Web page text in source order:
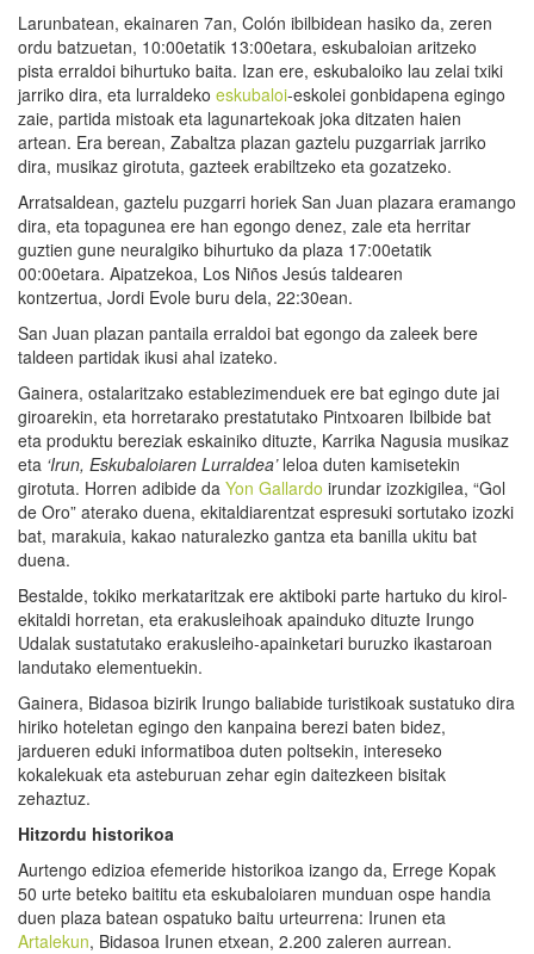
Larunbatean, ekainaren 7an, Colón ibilbidean hasiko da, zeren
ordu batzuetan, 10:00etatik 13:00etara, eskubaloian aritzeko
pista erraldoi bihurtuko baita. Izan ere, eskubaloiko lau zelai txiki
jarriko dira, eta lurraldeko eskubaloi-eskolei gonbidapena egingo
zaie, partida mistoak eta lagunartekoak joka ditzaten haien
artean. Era berean, Zabaltza plazan gaztelu puzgarriak jarriko
dira, musikaz girotuta, gazteek erabiltzeko eta gozatzeko.
Arratsaldean, gaztelu puzgarri horiek San Juan plazara eramango
dira, eta topagunea ere han egongo denez, zale eta herritar
guztien gune neuralgiko bihurtuko da plaza 17:00etatik
00:00etara. Aipatzekoa, Los Niños Jesús taldearen
kontzertua, Jordi Evole buru dela, 22:30ean.
San Juan plazan pantaila erraldoi bat egongo da zaleek bere
taldeen partidak ikusi ahal izateko.
Gainera, ostalaritzako establezimenduek ere bat egingo dute jai
giroarekin, eta horretarako prestatutako Pintxoaren Ibilbide bat
eta produktu bereziak eskainiko dituzte, Karrika Nagusia musikaz
eta ‘Irun, Eskubaloiaren Lurraldea’leloa duten kamisetekin
girotuta. Horren adibide da Yon Gallardo irundar izozkigilea, “Gol
de Oro” aterako duena, ekitaldiarentzat espresuki sortutako izozki
bat, marakuia, kakao naturalezko gantza eta banilla ukitu bat
duena.
Bestalde, tokiko merkataritzak ere aktiboki parte hartuko du kirol-
ekitaldi horretan, eta erakusleihoak apainduko dituzte Irungo
Udalak sustatutako erakusleiho-apainketari buruzko ikastaroan
landutako elementuekin.
Gainera, Bidasoa bizirik Irungo baliabide turistikoak sustatuko dira
hiriko hoteletan egingo den kanpaina berezi baten bidez,
jardueren eduki informatiboa duten poltsekin, intereseko
kokalekuak eta asteburuan zehar egin daitezkeen bisitak
zehaztuz.
Hitzordu historikoa
Aurtengo edizioa efemeride historikoa izango da, Errege Kopak
50 urte beteko baititu eta eskubaloiaren munduan ospe handia
duen plaza batean ospatuko baitu urteurrena: Irunen eta
Artalekun, Bidasoa Irunen etxean, 2.200 zaleren aurrean.